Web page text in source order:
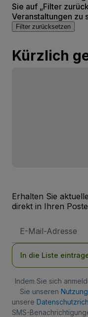
Sie auf „Filter
Veranstaltungen zu
Filter zurücksetzen
Kürzlich
Erhalten Sie
direkt in Ihren
Mail-
In die Liste
Indem Sie sich
Sie unseren
unsere
SMS-